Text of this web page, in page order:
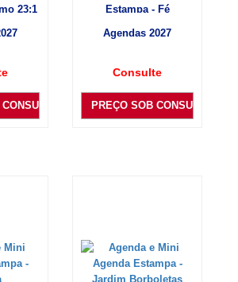
23:1
Estampa - Fé
Agendas 2027
Consulte
PREÇO SOB CONSULTA